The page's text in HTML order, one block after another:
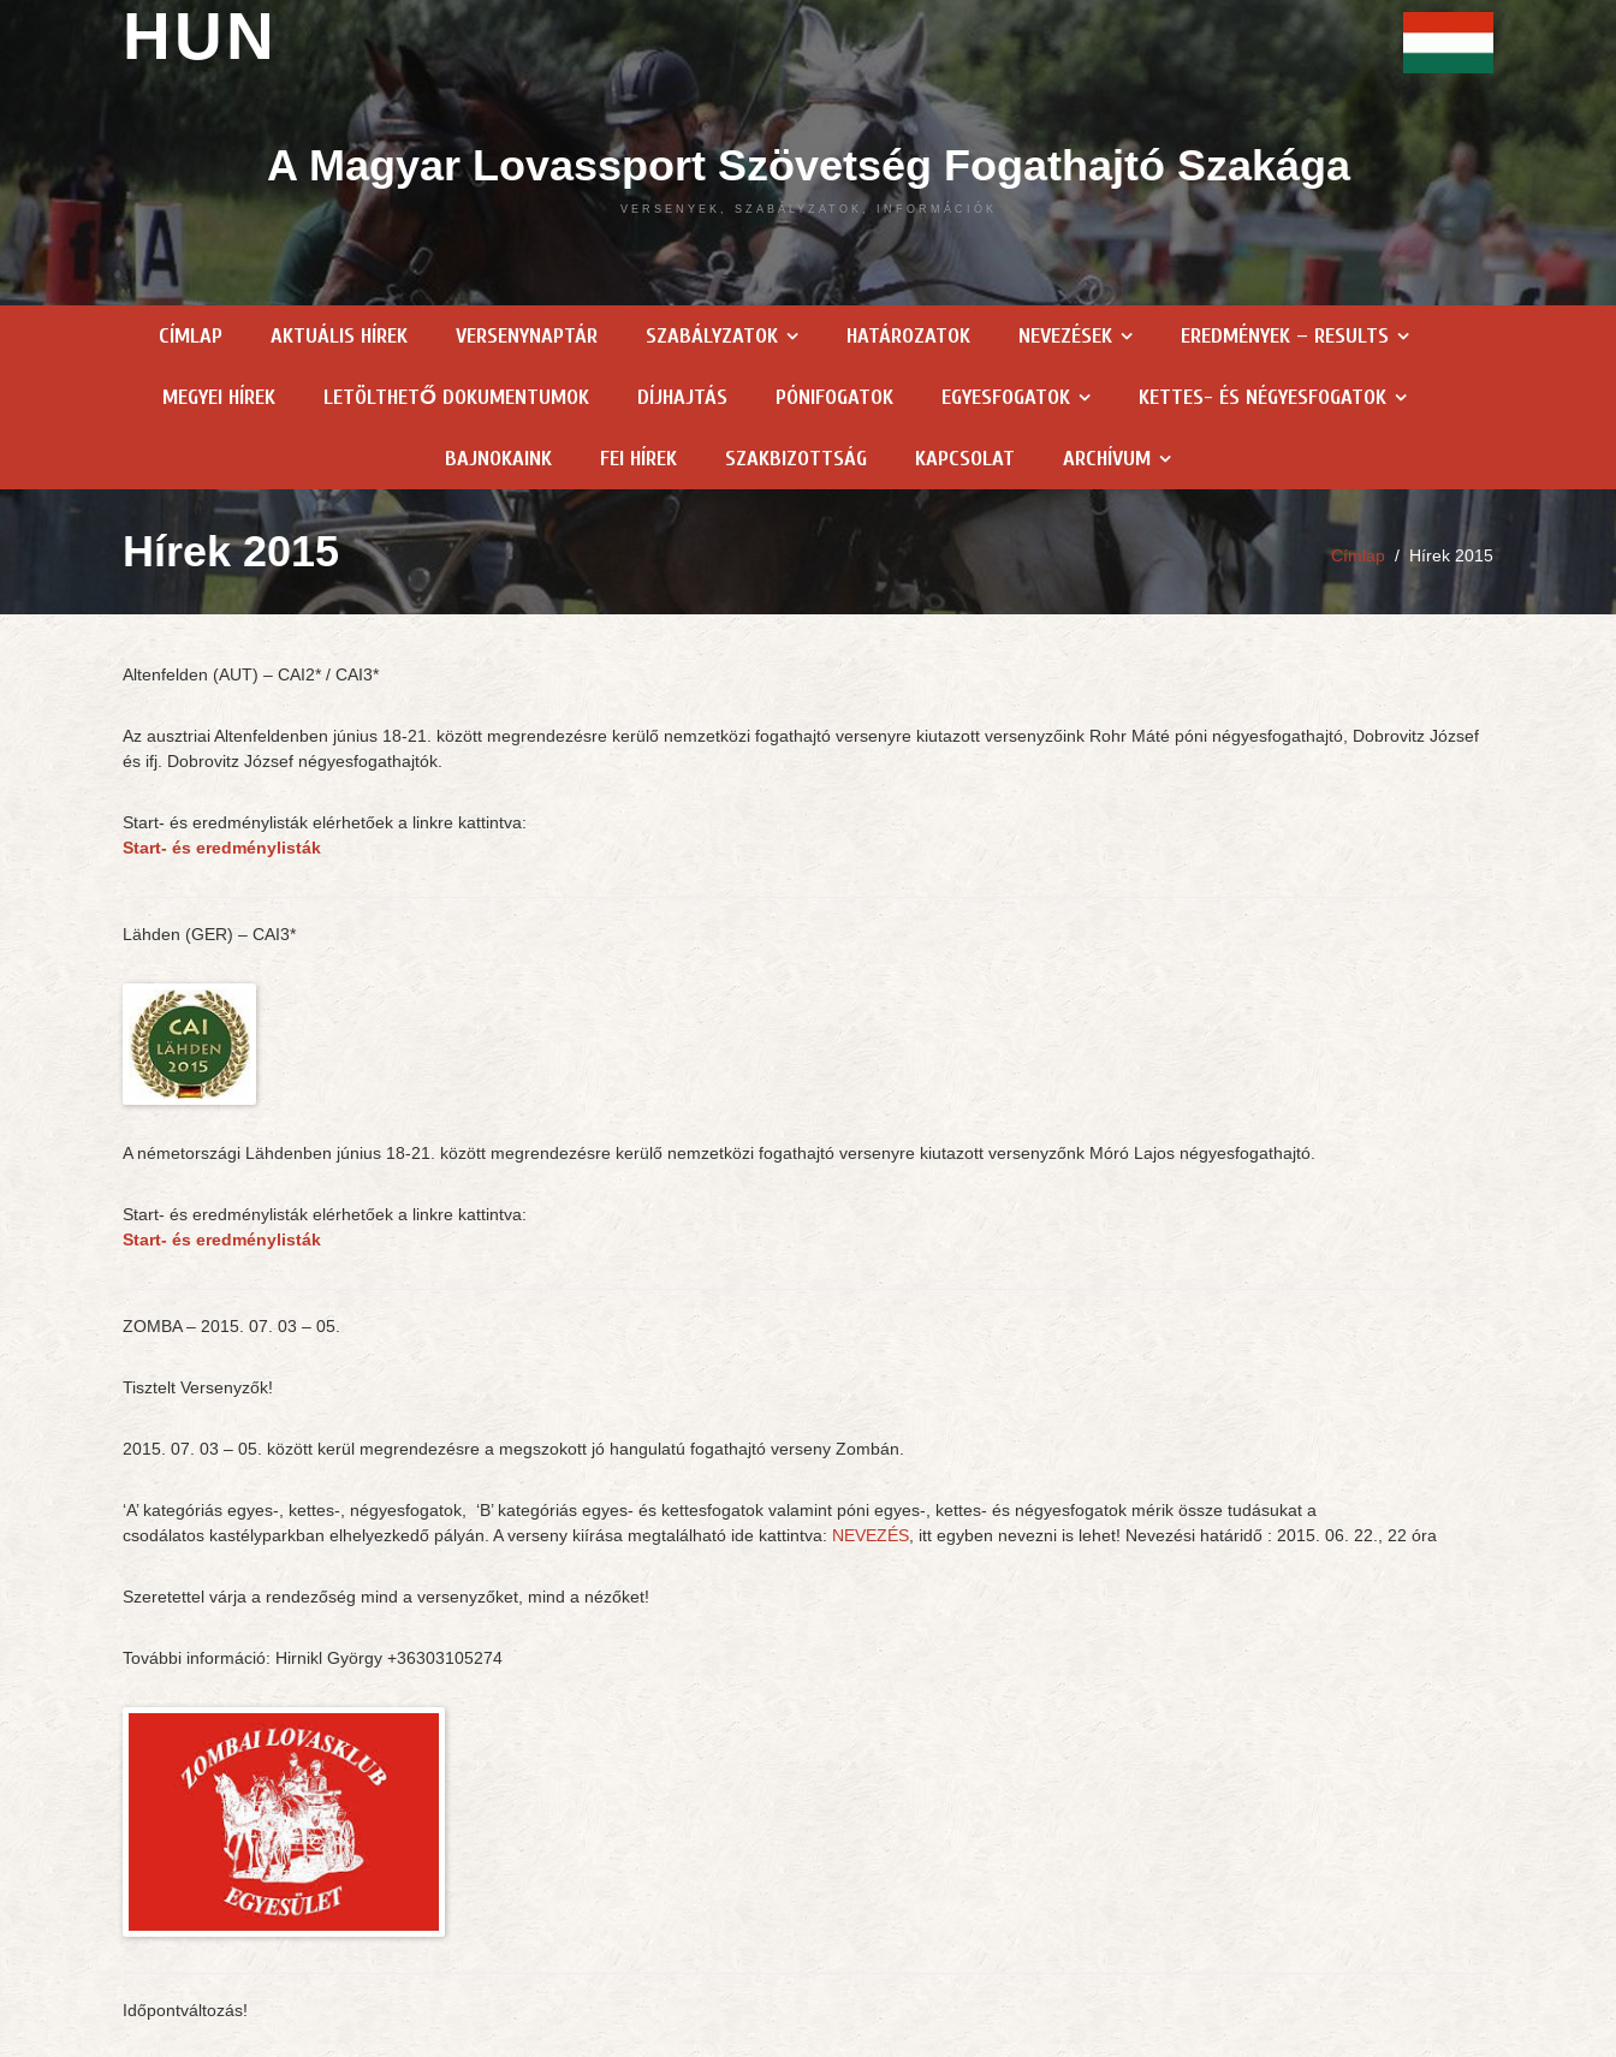
HUN
A Magyar Lovassport Szövetség Fogathajtó Szakága
VERSENYEK, SZABÁLYZATOK, INFORMÁCIÓK
CÍMLAP AKTUÁLIS HÍREK VERSENYNAPTÁR SZABÁLYZATOK HATÁROZATOK NEVEZÉSEK EREDMÉNYEK – RESULTS
MEGYEI HÍREK LETÖLTHETŐ DOKUMENTUMOK DÍJHAJTÁS PÓNIFOGATOK EGYESFOGATOK KETTES- ÉS NÉGYESFOGATOK
BAJNOKAINK FEI HÍREK SZAKBIZOTTSÁG KAPCSOLAT ARCHÍVUM
Címlap / Hírek 2015
Hírek 2015
Altenfelden (AUT) – CAI2* / CAI3*
Az ausztriai Altenfeldenben június 18-21. között megrendezésre kerülő nemzetközi fogathajtó versenyre kiutazott versenyzőink Rohr Máté póni négyesfogathajtó, Dobrovitz József
és ifj. Dobrovitz József négyesfogathajtók.
Start- és eredménylisták elérhetőek a linkre kattintva:
Start- és eredménylisták
Lähden (GER) – CAI3*
A németországi Lähdenben június 18-21. között megrendezésre kerülő nemzetközi fogathajtó versenyre kiutazott versenyzőnk Móró Lajos négyesfogathajtó.
Start- és eredménylisták elérhetőek a linkre kattintva:
Start- és eredménylisták
ZOMBA – 2015. 07. 03 – 05.
Tisztelt Versenyzők!
2015. 07. 03 – 05. között kerül megrendezésre a megszokott jó hangulatú fogathajtó verseny Zombán.
‘A’ kategóriás egyes-, kettes-, négyesfogatok, ‘B’ kategóriás egyes- és kettesfogatok valamint póni egyes-, kettes- és négyesfogatok mérik össze tudásukat a
csodálatos kastélyparkban elhelyezkedő pályán. A verseny kiírása megtalálható ide kattintva: NEVEZÉS , itt egyben nevezni is lehet! Nevezési határidő : 2015. 06. 22., 22 óra
Szeretettel várja a rendezőség mind a versenyzőket, mind a nézőket!
További információ: Hirnikl György +36303105274
Időpontváltozás!